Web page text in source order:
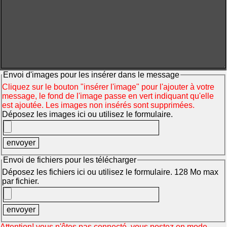
Envoi d'images pour les insérer dans le message
Cliquez sur le bouton "insérer l'image" pour l'ajouter à votre
message, le fond de l'image passe en vert indiquant qu'elle
est ajoutée. Les images non insérés sont supprimées.
Déposez les images ici ou utilisez le formulaire.
Envoi de fichiers pour les télécharger
Déposez les fichiers ici ou utilisez le formulaire. 128 Mo max
par fichier.